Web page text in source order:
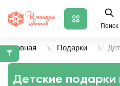
Поиск
Главная Подарки
Детские